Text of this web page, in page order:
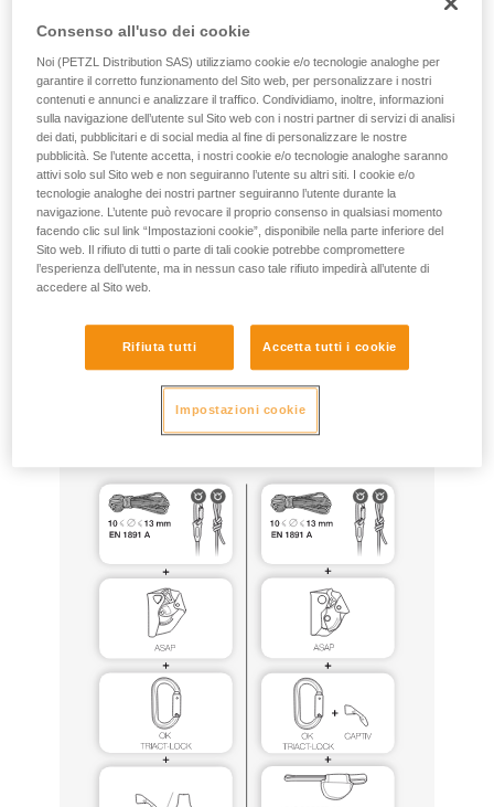
La norma EN 12841, che disciplina l’utilizzo di due funi da
parte dei cordisti, non copre questa situazione.
ASAP e ASAP LOCK possono essere utilizzati per questo
AXESS, funi EN1891 tipo A annodate sull’ancoraggio),
Consenso all'uso dei cookie
Noi (PETZL Distribution SAS) utilizziamo cookie e/o tecnologie analoghe per
garantire il corretto funzionamento del Sito web, per personalizzare i nostri
contenuti e annunci e analizzare il traffico. Condividiamo, inoltre, informazioni
sulla navigazione dell’utente sul Sito web con i nostri partner di servizi di analisi
dei dati, pubblicitari e di social media al fine di personalizzare le nostre
pubblicità. Se l’utente accetta, i nostri cookie e/o tecnologie analoghe saranno
attivi solo sul Sito web e non seguiranno l’utente su altri siti. I cookie e/o
tecnologie analoghe dei nostri partner seguiranno l’utente durante la
navigazione. L’utente può revocare il proprio consenso in qualsiasi momento
facendo clic sul link “Impostazioni cookie”, disponibile nella parte inferiore del
Sito web. Il rifiuto di tutti o parte di tali cookie potrebbe compromettere
l’esperienza dell’utente, ma in nessun caso tale rifiuto impedirà all’utente di
accedere al Sito web.
Rifiuta tutti Accetta tutti i cookie
Impostazioni cookie